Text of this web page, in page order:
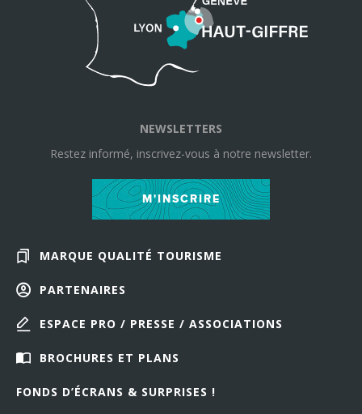
NEWSLETTERS
Restez informé, inscrivez-vous à notre newsletter.
M'INSCRIRE
MARQUE QUALITÉ TOURISME
PARTENAIRES
ESPACE PRO / PRESSE / ASSOCIATIONS
BROCHURES ET PLANS
FONDS D’ÉCRANS & SURPRISES !